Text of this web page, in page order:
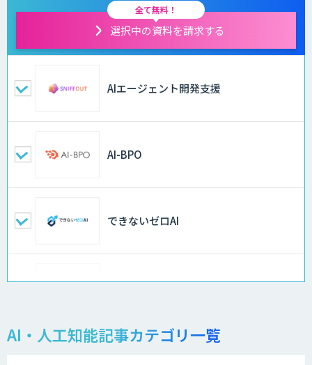
全て無料！
選択中の資料を請求する
AIエージェント開発支援
AI-BPO
できないゼロAI
Docify（ドシファイ）
AI・人工知能記事カテゴリ一覧